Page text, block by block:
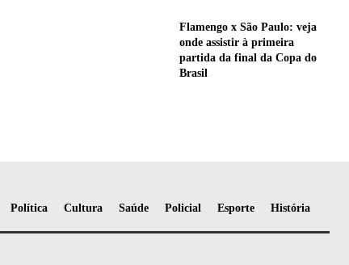
Flamengo x São Paulo: veja
onde assistir à primeira
partida da final da Copa do
Brasil
Política Cultura Saúde Policial Esporte História